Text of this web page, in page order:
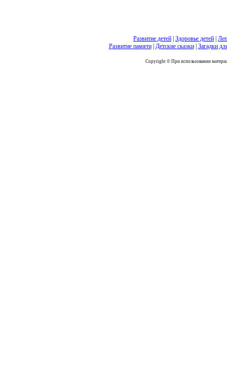
Развитие детей Здоровье детей
Развитие памяти| Детские сказки| Загадки
Copyright © При использовании